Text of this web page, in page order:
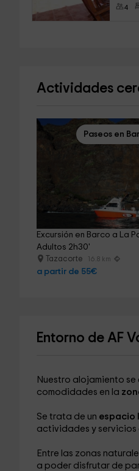
4
Actividades
Paseos en
Excursión en Barco a La
Adultos 2h30'
Tazacorte 16.8 km
a partir de 55€
Entorno de AF
Nuestro alojamiento se
comodidades en la
Se trata de un espacio
actividades y servicios
Entre las zonas
a poder disfrutar de